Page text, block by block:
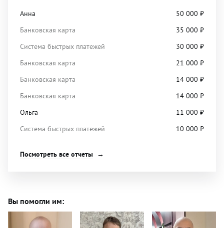
Анна
50 000 ₽
Банковская карта
35 000 ₽
Система быстрых платежей
30 000 ₽
Банковская карта
21 000 ₽
Банковская карта
14 000 ₽
Банковская карта
14 000 ₽
Ольга
11 000 ₽
Система быстрых платежей
10 000 ₽
Посмотреть все отчеты
Вы помогли им: